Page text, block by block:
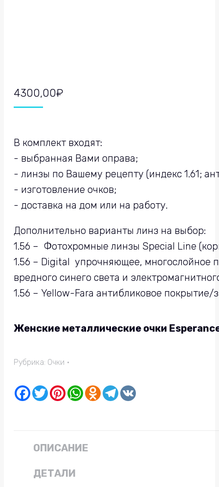
4300,00₽
В комплект входят:
- выбранная Вами оправа;
- линзы по Вашему рецепту (индекс 1.61;
- изготовление очков;
- доставка на дом или на работу.
Дополнительно варианты линз на выбор:
1.56 – Фотохромные линзы Special Line
1.56 – Digital упрочняющее, многослойное
вредного синего света и
1.56 – Yellow-Fara антибликовое
Женские металлические очки
Рубрика: Очки
Facebook
TwitterPinterest
WhatsApp
Odnoklassniki
Telegram
ОПИСАНИЕ
ДЕТАЛИ